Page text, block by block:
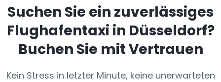
Suchen Sie ein zuverlässiges
Flughafentaxi in Düsseldorf?
Buchen Sie mit Vertrauen
Kein Stress in letzter Minute, keine unerwarteten